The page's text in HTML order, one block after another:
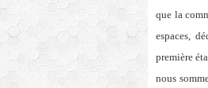
que la
espaces,
première
nous